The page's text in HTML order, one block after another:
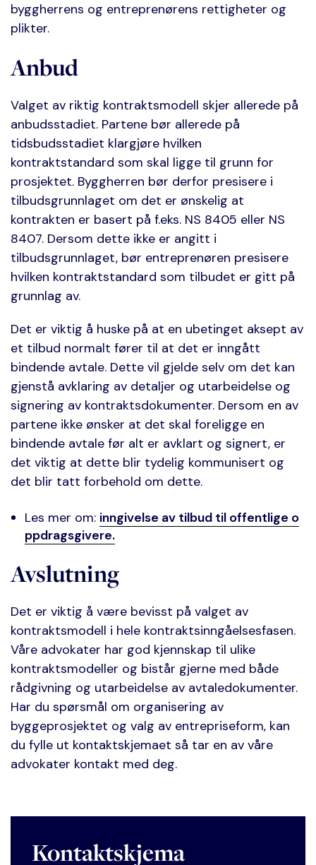
byggherrens og entreprenørens rettigheter og
plikter.
Anbud
Valget av riktig kontraktsmodell skjer allerede på
anbudsstadiet. Partene bør allerede på
tidsbudsstadiet klargjøre hvilken
kontraktstandard som skal ligge til grunn for
prosjektet. Byggherren bør derfor presisere i
tilbudsgrunnlaget om det er ønskelig at
kontrakten er basert på f.eks. NS 8405 eller NS
8407. Dersom dette ikke er angitt i
tilbudsgrunnlaget, bør entreprenøren presisere
hvilken kontraktstandard som tilbudet er gitt på
grunnlag av.
Det er viktig å huske på at en ubetinget aksept av
et tilbud normalt fører til at det er inngått
bindende avtale. Dette vil gjelde selv om det kan
gjenstå avklaring av detaljer og utarbeidelse og
signering av kontraktsdokumenter. Dersom en av
partene ikke ønsker at det skal foreligge en
bindende avtale før alt er avklart og signert, er
det viktig at dette blir tydelig kommunisert og
det blir tatt forbehold om dette.
Les mer om: inngivelse av tilbud til offentlige o
ppdragsgivere.
Avslutning
Det er viktig å være bevisst på valget av
kontraktsmodell i hele kontraktsinngåelsesfasen.
Våre advokater har god kjennskap til ulike
kontraktsmodeller og bistår gjerne med både
rådgivning og utarbeidelse av avtaledokumenter.
Har du spørsmål om organisering av
byggeprosjektet og valg av entrepriseform, kan
du fylle ut kontaktskjemaet så tar en av våre
advokater kontakt med deg.
Kontaktskjema